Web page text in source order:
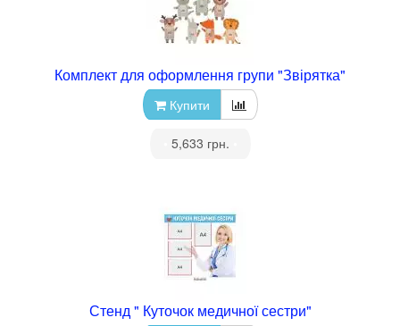
Комплект для оформлення групи "Звірятка"
Купити
5,633 грн.
Стенд " Куточок медичної сестри"